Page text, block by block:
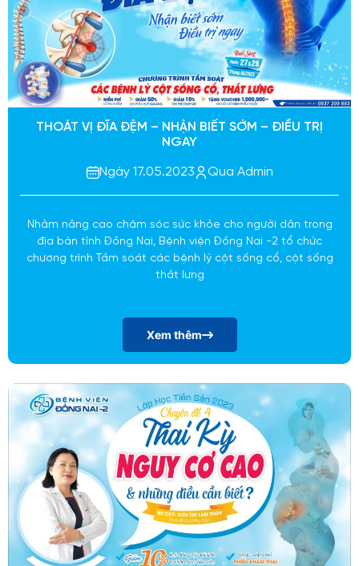
THOÁT VỊ ĐĨA ĐỆM – NHẬN BIẾT SỚM – ĐIỀU TRỊ
NGAY
Ngày 17.05.2023 Qua Admin
Nhằm nâng cao chăm sóc sức khỏe cho người dân trong
địa bàn tỉnh Đồng Nai, Bệnh viện Đồng Nai -2 tổ chức
chương trình Tầm soát các bệnh lý cột sống cổ, cột sống
thắt lưng
Xem thêm